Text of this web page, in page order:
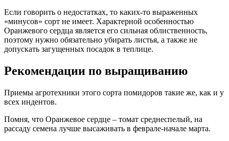
Если говорить о недостатках, то каких-то выраженных
«минусов» сорт не имеет. Характерной особенностью
Оранжевого сердца является его сильная облиственность,
поэтому нужно обязательно убирать листья, а также не
допускать загущенных посадок в теплице.
Рекомендации по выращиванию
Приемы агротехники этого сорта помидоров такие же, как и у
всех индентов.
Помня, что Оранжевое сердце – томат среднеспелый, на
рассаду семена лучше высаживать в феврале-начале марта.